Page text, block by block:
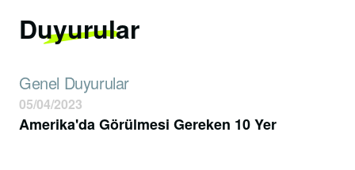
Duyurular
Genel Duyurular
Amerika'da Görülmesi Gereken 10 Yer
05/04/2023